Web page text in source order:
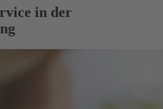
in der